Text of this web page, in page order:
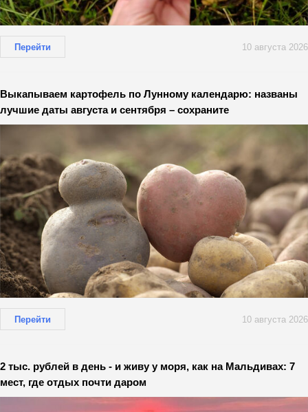
Перейти 10 августа 2026
Выкапываем картофель по Лунному календарю: названы
лучшие даты августа и сентября – сохраните
Перейти 10 августа 2026
2 тыс. рублей в день - и живу у моря, как на Мальдивах: 7
мест, где отдых почти даром